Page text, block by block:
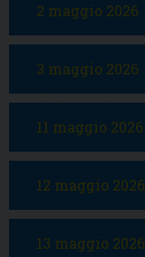
2 maggio 2026
3 maggio 2026
11 maggio 2026
12 maggio 2026
13 maggio 2026